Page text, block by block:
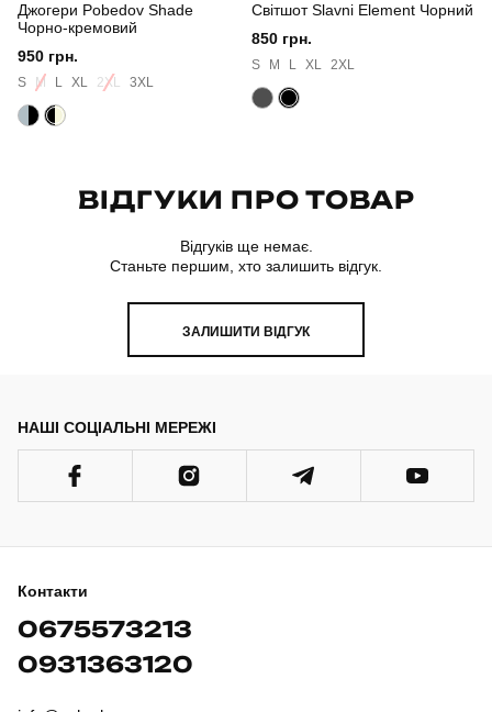
Склад тканини 100% поліестер
Країна - виробник
Джогери Pobedov Shade
Чорно-кремовий
950 грн.
S M L XL 2XL 3XL
Світшот Slavni Element Чорний
850 грн.
S M L XL 2XL
ВІДГУКИ ПРО ТОВАР
Відгуків ще немає.
Станьте першим, хто залишить відгук.
ЗАЛИШИТИ ВІДГУК
НАШІ СОЦІАЛЬНІ МЕРЕЖІ
Контакти
0675573213
0931363120